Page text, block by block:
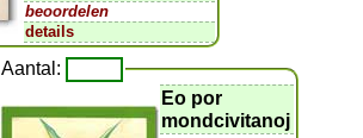
beoordelen
details
Aantal:
Eo por
mondcivitanoj